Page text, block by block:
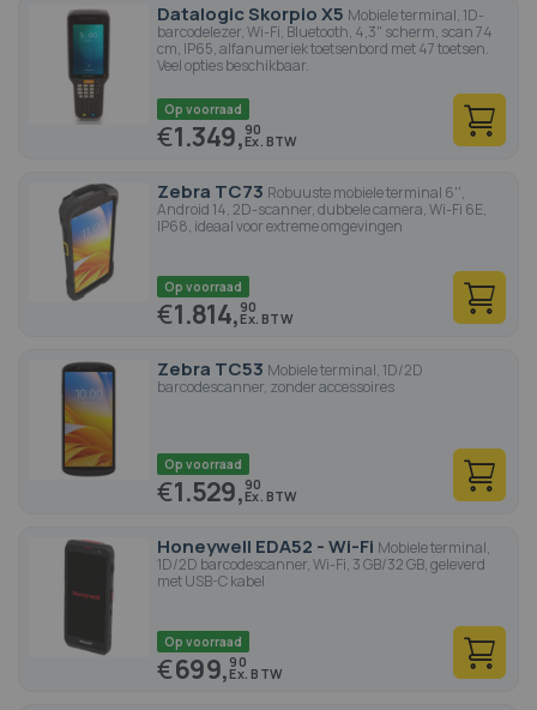
Datalogic Skorpio X5 Mobiele terminal, 1D-
barcodelezer, Wi-Fi, Bluetooth, 4,3" scherm, scan 74
cm, IP65, alfanumeriek toetsenbord met 47 toetsen.
Veel opties beschikbaar.
Op voorraad
€1.349,90
Zebra TC73 Robuuste mobiele terminal 6'',
Android 14, 2D-scanner, dubbele camera, Wi-Fi 6E,
IP68, ideaal voor extreme omgevingen
Op voorraad
€1.814,90
Zebra TC53 Mobiele terminal, 1D/2D
barcodescanner, zonder accessoires
Op voorraad
€1.529,90
Honeywell EDA52 - Wi-Fi Mobiele terminal,
1D/2D barcodescanner, Wi-Fi, 3 GB/32 GB, geleverd
met USB-C kabel
Op voorraad
€699,90